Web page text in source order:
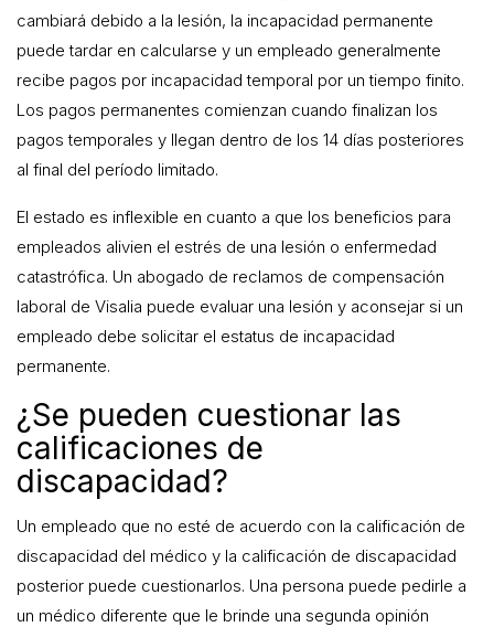
cambiará debido a la lesión, la incapacidad permanente
puede tardar en calcularse y un empleado generalmente
recibe pagos por incapacidad temporal por un tiempo finito.
Los pagos permanentes comienzan cuando finalizan los
pagos temporales y llegan dentro de los 14 días posteriores
al final del período limitado.
El estado es inflexible en cuanto a que los beneficios para
empleados alivien el estrés de una lesión o enfermedad
catastrófica. Un abogado de reclamos de compensación
laboral de Visalia puede evaluar una lesión y aconsejar si un
empleado debe solicitar el estatus de incapacidad
permanente.
¿Se pueden cuestionar las
calificaciones de
discapacidad?
Un empleado que no esté de acuerdo con la calificación de
discapacidad del médico y la calificación de discapacidad
posterior puede cuestionarlos. Una persona puede pedirle a
un médico diferente que le brinde una segunda opinión